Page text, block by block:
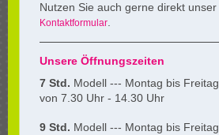
Nutzen Sie auch gerne direkt unser
Kontaktformular
Unsere Öffnungszeiten
7 Std. Modell --- Montag bis Freitag
von 7.30 Uhr - 14.30 Uhr
9 Std. Modell --- Montag bis Freitag